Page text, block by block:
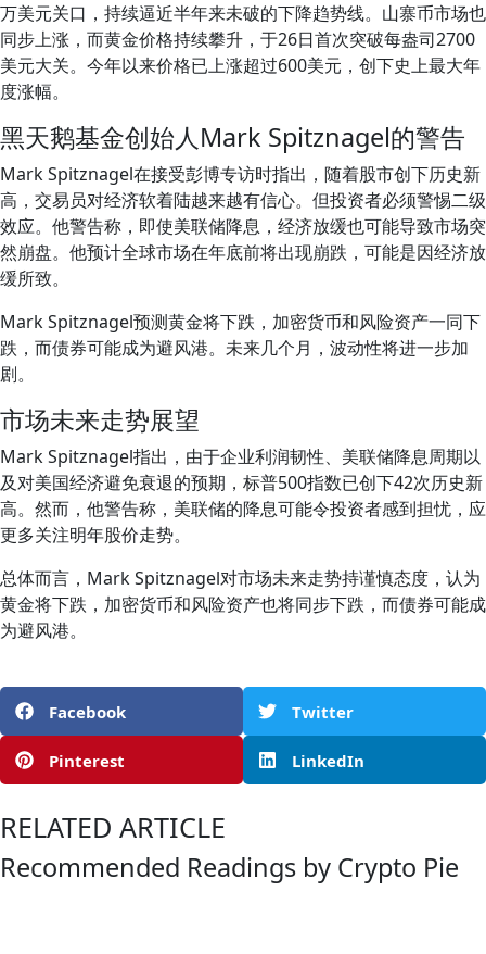
万美元关口，持续逼近半年来未破的下降趋势线。山寨币市场也
同步上涨，而黄金价格持续攀升，于26日首次突破每盎司2700
美元大关。今年以来价格已上涨超过600美元，创下史上最大年
度涨幅。
黑天鹅基金创始人Mark Spitznagel的警告
Mark Spitznagel在接受彭博专访时指出，随着股市创下历史新
高，交易员对经济软着陆越来越有信心。但投资者必须警惕二级
效应。他警告称，即使美联储降息，经济放缓也可能导致市场突
然崩盘。他预计全球市场在年底前将出现崩跌，可能是因经济放
缓所致。
Mark Spitznagel预测黄金将下跌，加密货币和风险资产一同下
跌，而债券可能成为避风港。未来几个月，波动性将进一步加
剧。
市场未来走势展望
Mark Spitznagel指出，由于企业利润韧性、美联储降息周期以
及对美国经济避免衰退的预期，标普500指数已创下42次历史新
高。然而，他警告称，美联储的降息可能令投资者感到担忧，应
更多关注明年股价走势。
总体而言，Mark Spitznagel对市场未来走势持谨慎态度，认为
黄金将下跌，加密货币和风险资产也将同步下跌，而债券可能成
为避风港。
Facebook Twitter
Pinterest LinkedIn
RELATED ARTICLE
Recommended Readings by Crypto Pie